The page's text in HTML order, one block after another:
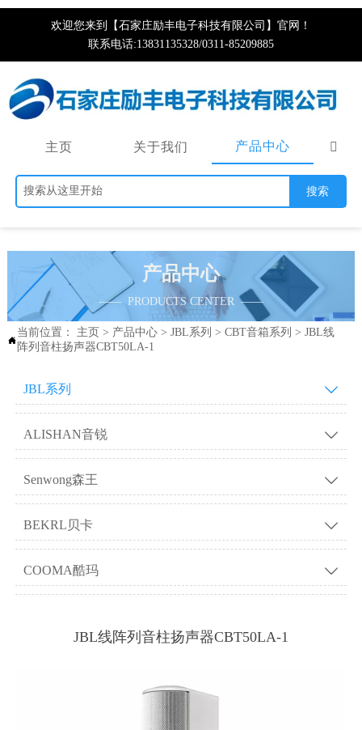
欢迎您来到【石家庄励丰电子科技有限公司】官网！
联系电话:13831135328/0311-85209885
主页 关于我们 产品中心
搜索
产品中心
—— PRODUCTS CENTER ——

当前位置： 主页 > 产品中心> JBL系列 > CBT音箱系列 > JBL线
阵列音柱扬声器CBT50LA-1
JBL系列 
ALISHAN音锐 
Senwong森王 
BEKRL贝卡 
COOMA酷玛 
JBL线阵列音柱扬声器CBT50LA-1